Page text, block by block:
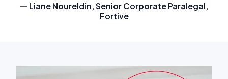
— Liane Noureldin, Senior Corporate Paralegal,
Fortive